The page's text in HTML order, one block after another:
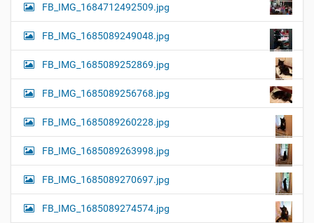
FB_IMG_1684712492509.jpg
FB_IMG_1685089249048.jpg
FB_IMG_1685089252869.jpg
FB_IMG_1685089256768.jpg
FB_IMG_1685089260228.jpg
FB_IMG_1685089263998.jpg
FB_IMG_1685089270697.jpg
FB_IMG_1685089274574.jpg